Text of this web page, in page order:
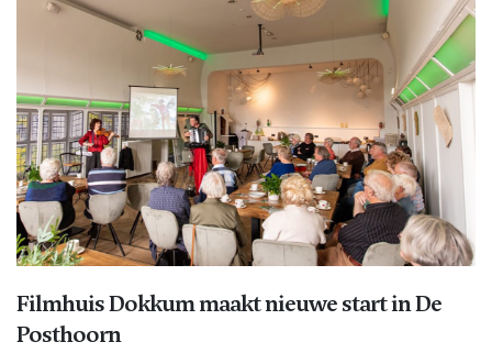
Filmhuis Dokkum maakt nieuwe start in De
Posthoorn